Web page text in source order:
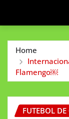
Home
Flamengo￼
FUTEBOL